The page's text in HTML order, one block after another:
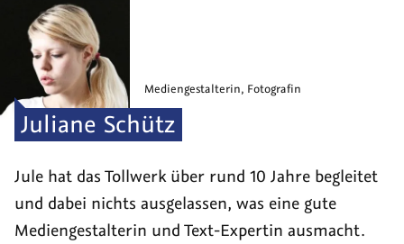
Juliane Schütz
Mediengestalterin, Fotografin
Jule hat das Tollwerk über rund 10 Jahre begleitet
und dabei nichts ausgelassen, was eine gute
Mediengestalterin und Text-Expertin ausmacht.